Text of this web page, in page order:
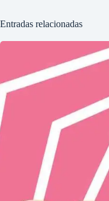
Entradas relacionadas